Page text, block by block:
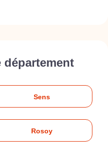
département
Sens
Rosoy